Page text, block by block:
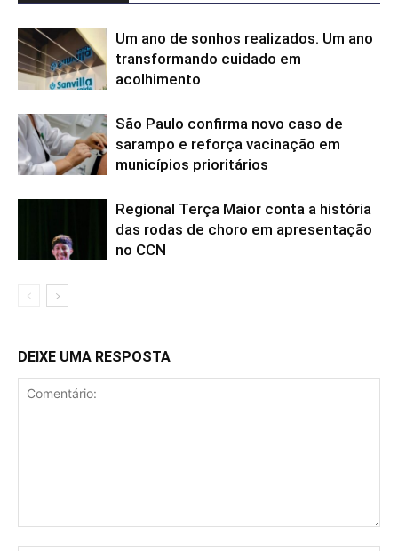
Um ano de sonhos realizados. Um ano
transformando cuidado em
acolhimento
São Paulo confirma novo caso de
sarampo e reforça vacinação em
municípios prioritários
Regional Terça Maior conta a história
das rodas de choro em apresentação
no CCN
DEIXE UMA RESPOSTA